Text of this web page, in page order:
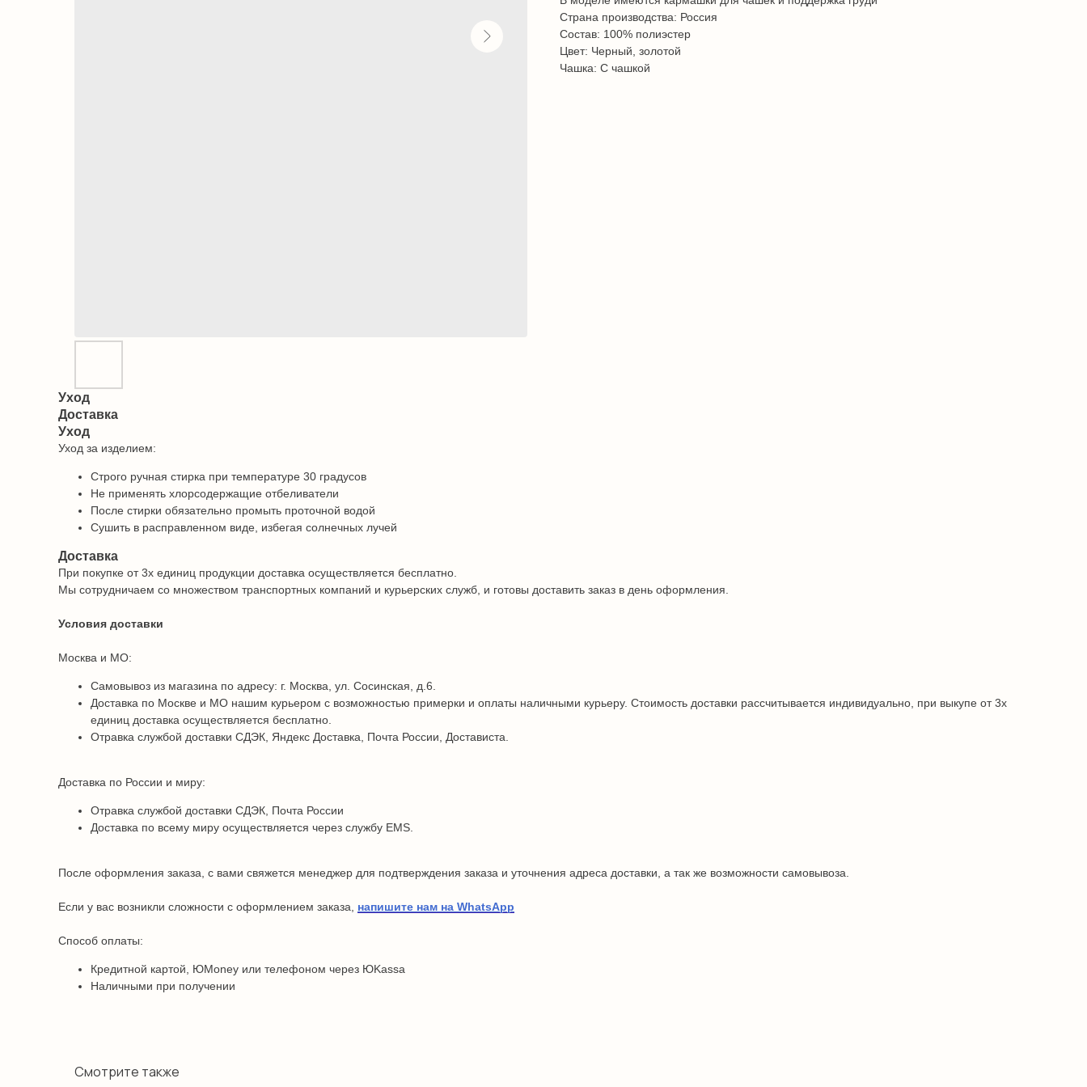
Страна производства: Россия
Состав: 100% полиэстер
Цвет: Черный, золотой
Чашка: С чашкой
Уход
Доставка
Уход
Уход за изделием:
Строго ручная стирка при температуре 30 градусов
Не применять хлорсодержащие отбеливатели
После стирки обязательно промыть проточной водой
Сушить в расправленном виде, избегая солнечных лучей
Доставка
При покупке от 3х единиц продукции доставка осуществляется бесплатно.
Мы сотрудничаем со множеством транспортных компаний и курьерских служб, и готовы доставить заказ в день оформления.
Условия доставки
Москва и МО:
Самовывоз из магазина по адресу: г. Москва, ул. Сосинская, д.6.
Доставка по Москве и МО нашим курьером с возможностью примерки и оплаты наличными курьеру. Стоимость доставки рассчитывается индивидуально, при выкупе от 3х
единиц доставка осуществляется бесплатно.
Отравка службой доставки СДЭК, Яндекс Доставка, Почта России, Достависта.
Доставка по России и миру:
Отравка службой доставки СДЭК, Почта России
Доставка по всему миру осуществляется через службу EMS.
После оформления заказа, с вами свяжется менеджер для подтверждения заказа и уточнения адреса доставки, а так же возможности самовывоза.
Если у вас возникли сложности с оформлением заказа, напишите нам на WhatsApp
Способ оплаты:
Кредитной картой, ЮMoney или телефоном через ЮKassa
Наличными при получении
Смотрите также